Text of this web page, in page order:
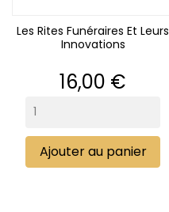
Les Rites Funéraires Et Leurs
Innovations
Prix
16,00 €
Ajouter au panier